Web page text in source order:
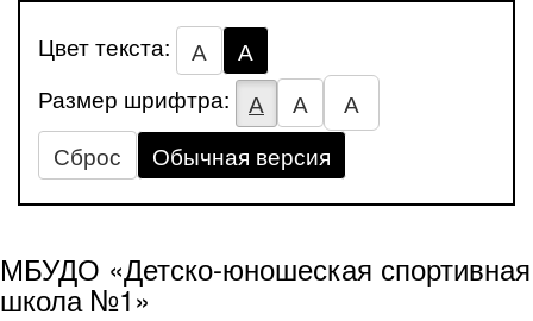
Цвет текста: А
А
Размер шрифтра:
А А
А
Сброс
Обычная версия
МБУДО «Детско-юношеская спортивная
школа №1»